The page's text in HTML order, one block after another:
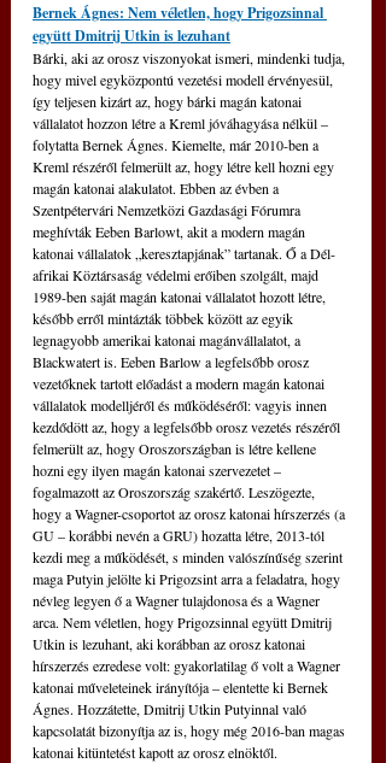
Bernek Ágnes: Nem véletlen, hogy Prigozsinnal
együtt Dmitrij Utkin is lezuhant
Bárki, aki az orosz viszonyokat ismeri, mindenki tudja,
hogy mivel egyközpontú vezetési modell érvényesül,
így teljesen kizárt az, hogy bárki magán katonai
vállalatot hozzon létre a Kreml jóváhagyása nélkül –
folytatta Bernek Ágnes. Kiemelte, már 2010-ben a
Kreml részéről felmerült az, hogy létre kell hozni egy
magán katonai alakulatot. Ebben az évben a
Szentpétervári Nemzetközi Gazdasági Fórumra
meghívták Eeben Barlowt, akit a modern magán
katonai vállalatok „keresztapjának” tartanak. Ő a Dél-
afrikai Köztársaság védelmi erőiben szolgált, majd
1989-ben saját magán katonai vállalatot hozott létre,
később erről mintázták többek között az egyik
legnagyobb amerikai katonai magánvállalatot, a
Blackwatert is. Eeben Barlow a legfelsőbb orosz
vezetőknek tartott előadást a modern magán katonai
vállalatok modelljéről és működéséről: vagyis innen
kezdődött az, hogy a legfelsőbb orosz vezetés részéről
felmerült az, hogy Oroszországban is létre kellene
hozni egy ilyen magán katonai szervezetet –
fogalmazott az Oroszország szakértő. Leszögezte,
hogy a Wagner-csoportot az orosz katonai hírszerzés (a
GU – korábbi nevén a GRU) hozatta létre, 2013-tól
kezdi meg a működését, s minden valószínűség szerint
maga Putyin jelölte ki Prigozsint arra a feladatra, hogy
névleg legyen ő a Wagner tulajdonosa és a Wagner
arca. Nem véletlen, hogy Prigozsinnal együtt Dmitrij
Utkin is lezuhant, aki korábban az orosz katonai
hírszerzés ezredese volt: gyakorlatilag ő volt a Wagner
katonai műveleteinek irányítója – elentette ki Bernek
Ágnes. Hozzátette, Dmitrij Utkin Putyinnal való
kapcsolatát bizonyítja az is, hogy még 2016-ban magas
katonai kitüntetést kapott az orosz elnöktől.